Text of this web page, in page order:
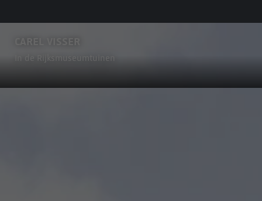
In de Rijksmuseumtuinen